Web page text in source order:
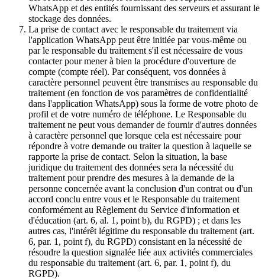
WhatsApp et des entités fournissant des serveurs et assurant le
stockage des données.
La prise de contact avec le responsable du traitement via
l'application WhatsApp peut être initiée par vous-même ou
par le responsable du traitement s'il est nécessaire de vous
contacter pour mener à bien la procédure d'ouverture de
compte (compte réel). Par conséquent, vos données à
caractère personnel peuvent être transmises au responsable du
traitement (en fonction de vos paramètres de confidentialité
dans l'application WhatsApp) sous la forme de votre photo de
profil et de votre numéro de téléphone. Le Responsable du
traitement ne peut vous demander de fournir d'autres données
à caractère personnel que lorsque cela est nécessaire pour
répondre à votre demande ou traiter la question à laquelle se
rapporte la prise de contact. Selon la situation, la base
juridique du traitement des données sera la nécessité du
traitement pour prendre des mesures à la demande de la
personne concernée avant la conclusion d'un contrat ou d'un
accord conclu entre vous et le Responsable du traitement
conformément au Règlement du Service d'information et
d'éducation (art. 6, al. 1, point b), du RGPD) ; et dans les
autres cas, l'intérêt légitime du responsable du traitement (art.
6, par. 1, point f), du RGPD) consistant en la nécessité de
résoudre la question signalée liée aux activités commerciales
du responsable du traitement (art. 6, par. 1, point f), du
RGPD).